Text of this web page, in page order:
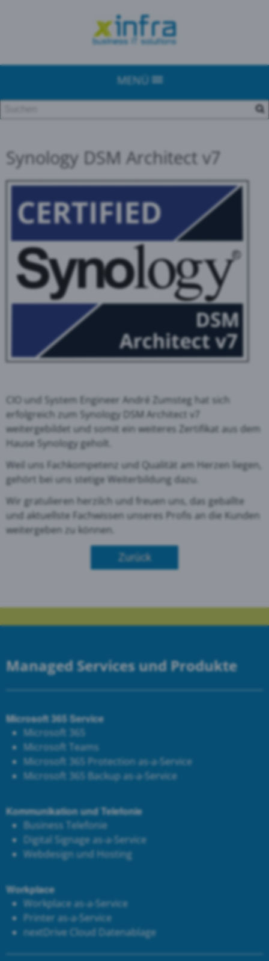
MENÜ
Synology DSM Architect v7
CIO und System Engineer André Zumsteg hat sich
erfolgreich zum Synology DSM Architect v7
weitergebildet und somit ein weiteres Zertifikat aus dem
Hause Synology geholt.
Weil uns Fachkompetenz und Qualität am Herzen liegen,
gehört bei uns stetige Weiterbildung dazu.
Wir gratulieren herzilch und freuen uns, das geballte
und aktuellste Fachwissen unseres Profis an die Kunden
weitergeben zu können.
Zurück
Managed Services und Produkte
Microsoft 365 Service
Microsoft 365
Microsoft Teams
Microsoft 365 Protection as-a-Service
Microsoft 365 Backup as-a-Service
Kommunikation und Telefonie
Business Telefonie
Digital Signage as-a-Service
Webdesign und Hosting
Workplace
Workplace as-a-Service
Printer as-a-Service
nextDrive Cloud Datenablage